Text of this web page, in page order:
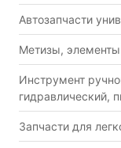
Автозапчасти
Метизы,
Инструмент
гидравлический,
Запчасти для